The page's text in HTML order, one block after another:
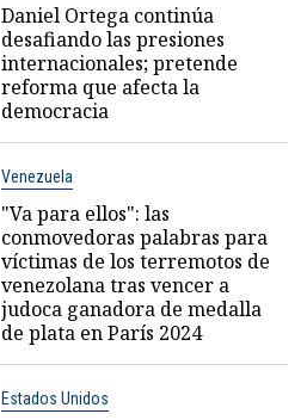
Daniel Ortega continúa
desafiando las presiones
internacionales; pretende
reforma que afecta la
democracia
Venezuela
"Va para ellos": las
conmovedoras palabras para
víctimas de los terremotos de
venezolana tras vencer a
judoca ganadora de medalla
de plata en París 2024
Estados Unidos